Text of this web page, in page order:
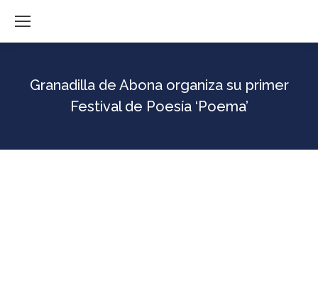
Granadilla de Abona organiza su primer
Festival de Poesía ‘Poema’